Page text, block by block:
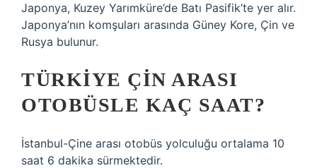
Japonya, Kuzey Yarımküre’de Batı Pasifik’te yer alır.
Japonya’nın komşuları arasında Güney Kore, Çin ve
Rusya bulunur.
TÜRKIYE ÇIN ARASI
OTOBÜSLE KAÇ SAAT?
İstanbul-Çine arası otobüs yolculuğu ortalama 10
saat 6 dakika sürmektedir.